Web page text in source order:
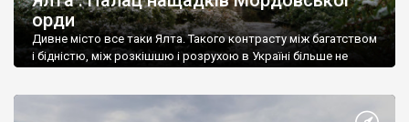
орди
Дивне місто все таки Ялта. Такого контрасту між багатством
і бідністю, між розкішшю і розрухою в Україні більше не